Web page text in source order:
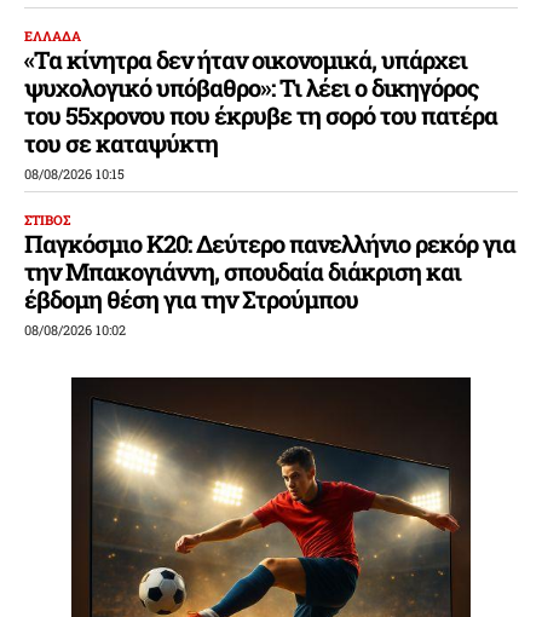
ΕΛΛΑΔΑ
«Τα κίνητρα δεν ήταν οικονομικά, υπάρχει
ψυχολογικό υπόβαθρο»: Τι λέει ο δικηγόρος
του 55χρονου που έκρυβε τη σορό του πατέρα
του σε καταψύκτη
08/08/2026 10:15
ΣΤΙΒΟΣ
Παγκόσμιο Κ20: Δεύτερο πανελλήνιο ρεκόρ για
την Μπακογιάννη, σπουδαία διάκριση και
έβδομη θέση για την Στρούμπου
08/08/2026 10:02